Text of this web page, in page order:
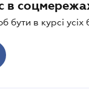
в
бути в курсі усіх